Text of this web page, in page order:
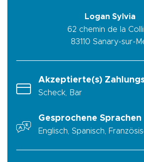
Logan Sylvia
62 chemin de la
83110 Sanary-sur-
Akzeptierte(s)
Scheck, Bar
Gesprochene Sprachen
Englisch, Spanisch,